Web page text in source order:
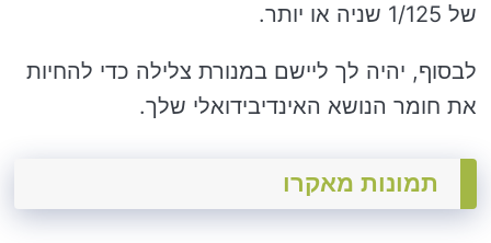
של 1/125 שניה או יותר.
לבסוף, יהיה לך ליישם במנורת צלילה כדי להחיות
את חומר הנושא האינדיבידואלי שלך.
תמונות מאקרו